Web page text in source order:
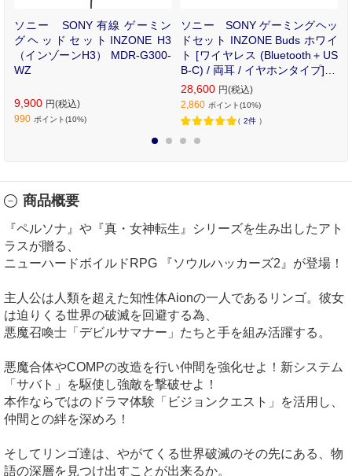
ソニー SONY 有線 ゲーミン
グヘッドセットINZONE H3
（インゾーンH3） MDR-G300-
WZ
9,900 円(税込)
990 ポイント(10%)
ソニー SONY ゲーミングヘッ
ドセット INZONE Buds ホワイ
ト [ワイヤレス (Bluetooth＋US
B-C) / 両耳 / イヤホンタイプ] W
F-G700N/WZ
28,600 円(税込)
2,860 ポイント(10%)
（ 2件 ）
商品概要
『ペルソナ』や『真・女神転生』シリーズを生み出したアト
ラスが贈る、
ニューハードボイルドRPG 『ソウルハッカーズ2』が登場！
主人公は人類を超えた知性体Aionの一人であるリンゴ。彼女
は迫りくる世界の破滅を回避する為、
悪魔召喚士「デビルサマナー」たちと手を組み活躍する。
悪魔合体やCOMPの改造を行い仲間を強化せよ！新システム
「サバト」を駆使し強敵を撃破せよ！
本作ならではのドラマ体験「ビジョンクエスト」を活用し、
仲間との絆を深めろ！
そしてリンゴ達は、やがてくる世界破滅のその先にある、物
語の深層を見つけ出すことが出来るか。